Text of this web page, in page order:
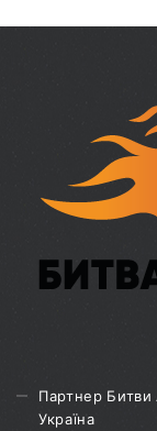
Партнер Битви
Україна